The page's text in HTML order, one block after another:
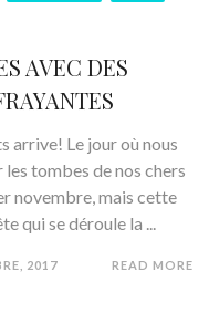
AVEC DES
arrive! Le jour où nous
tombes de nos chers
novembre, mais cette
qui se déroule la ...
2017 READ MORE